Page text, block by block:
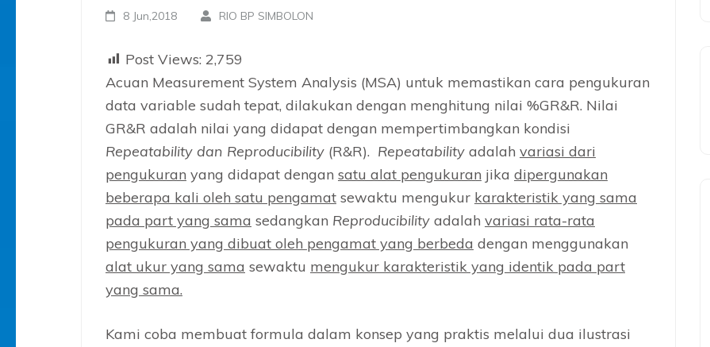
8 Jun,2018 RIO BP SIMBOLON
Post Views: 2,759
Acuan Measurement System Analysis (MSA) untuk memastikan cara pengukuran
data variable sudah tepat, dilakukan dengan menghitung nilai %GR&R. Nilai
GR&R adalah nilai yang didapat dengan mempertimbangkan kondisi
Repeatability dan Reproducibility (R&R). Repeatability adalah variasi dari
pengukuran yang didapat dengan satu alat pengukuran jika dipergunakan
beberapa kali oleh satu pengamat sewaktu mengukur karakteristik yang sama
pada part yang sama sedangkan Reproducibility adalah variasi rata-rata
pengukuran yang dibuat oleh pengamat yang berbeda dengan menggunakan
alat ukur yang sama sewaktu mengukur karakteristik yang identik pada part
yang sama.
Kami coba membuat formula dalam konsep yang praktis melalui dua ilustrasi